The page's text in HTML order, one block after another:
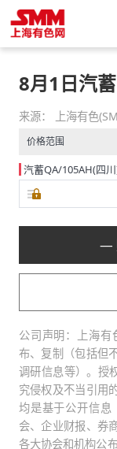
8月1日汽
来源： 上海有色
价格范围
汽蓄QA/105AH(四
—
公司声明：上海有
布、复制（包括但
调研信息等）。授
究侵权及不当引用
均是基于公开信息
会、企业财报、券
各大协会和机构公